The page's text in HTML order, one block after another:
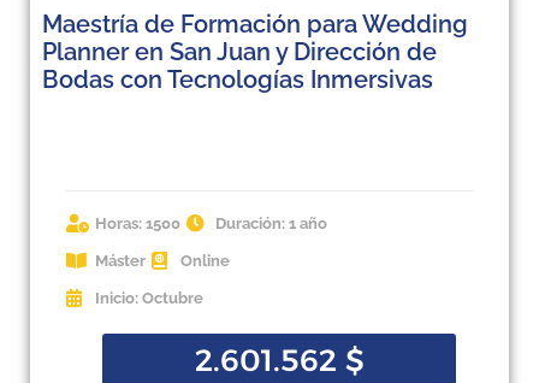
Maestría de Formación para Wedding
Planner en San Juan y Dirección de
Bodas con Tecnologías Inmersivas
Horas: 1500 Duración: 1 año
Máster Online
Inicio: Octubre
2.601.562 $